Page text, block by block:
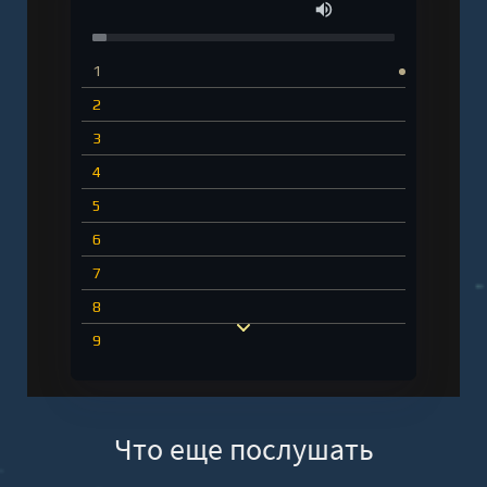
1
2
3
4
5
6
7
8
9
Что еще послушать